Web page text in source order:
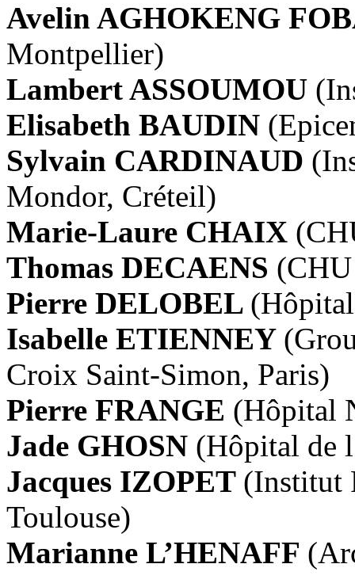
Avelin AGHOKENG
Montpellier)
Lambert ASSOUMOU
Elisabeth BAUDIN
Sylvain CARDINAUD
Mondor, Créteil)
Marie-Laure CHAIX
Thomas DECAENS
Pierre DELOBEL
Isabelle ETIENNEY
Croix Saint-Simon, Paris)
Pierre FRANGE (Hôpital
Jade GHOSN (Hôpital de
Jacques IZOPET (Institut
Toulouse)
Marianne L’HENAFF